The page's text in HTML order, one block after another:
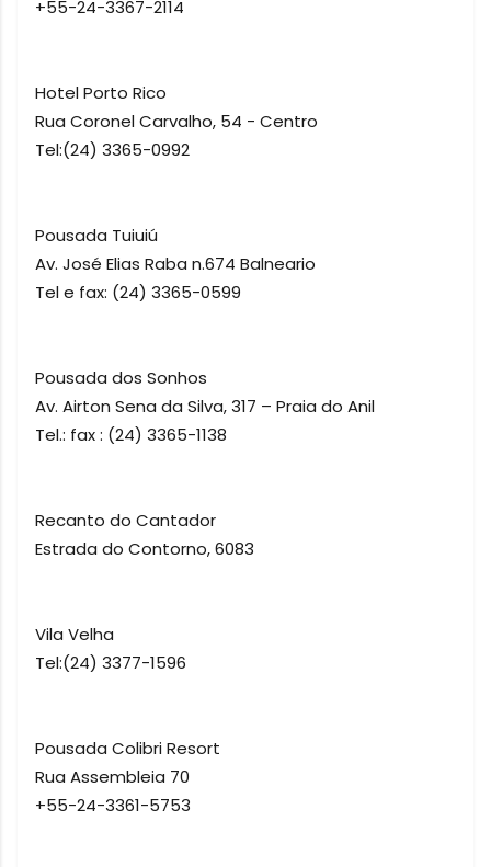
+55-24-3367-2114
Hotel Porto Rico
Rua Coronel Carvalho, 54 - Centro
Tel:(24) 3365-0992
Pousada Tuiuiú
Av. José Elias Raba n.674 Balneario
Tel e fax: (24) 3365-0599
Pousada dos Sonhos
Av. Airton Sena da Silva, 317 – Praia do Anil
Tel.: fax : (24) 3365-1138
Recanto do Cantador
Estrada do Contorno, 6083
Vila Velha
Tel:(24) 3377-1596
Pousada Colibri Resort
Rua Assembleia 70
+55-24-3361-5753